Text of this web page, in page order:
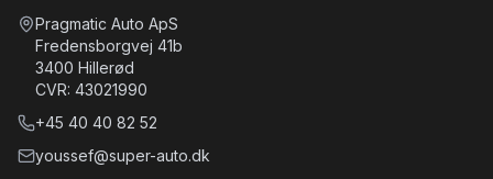
Pragmatic Auto ApS
Fredensborgvej 41b
3400 Hillerød
CVR: 43021990
+45 40 40 82 52
youssef@super-auto.dk